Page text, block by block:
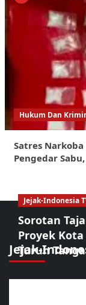
Hukum Dan
Satres
Pengedar
Jejak-
Jejak-Indonesia
Sorotan
Proyek
Turun